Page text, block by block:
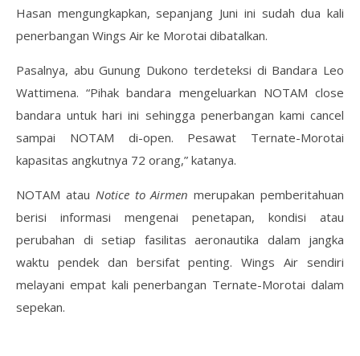
Hasan mengungkapkan, sepanjang Juni ini sudah dua kali
penerbangan Wings Air ke Morotai dibatalkan.
Pasalnya, abu Gunung Dukono terdeteksi di Bandara Leo
Wattimena. “Pihak bandara mengeluarkan NOTAM close
bandara untuk hari ini sehingga penerbangan kami cancel
sampai NOTAM di-open. Pesawat Ternate-Morotai
kapasitas angkutnya 72 orang,” katanya.
NOTAM atau Notice to Airmen merupakan pemberitahuan
berisi informasi mengenai penetapan, kondisi atau
perubahan di setiap fasilitas aeronautika dalam jangka
waktu pendek dan bersifat penting. Wings Air sendiri
melayani empat kali penerbangan Ternate-Morotai dalam
sepekan.